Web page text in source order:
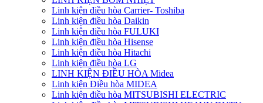
Linh kiện điều hòa Carrier- Toshiba
Linh kiện điều hòa Daikin
Linh kiện điều hòa FULUKI
Linh kiện điều hòa Hisense
Linh kiện điều hòa Hitachi
Linh kiện điều hòa LG
LINH KIỆN ĐIỀU HÒA Midea
Linh kiện Điều hòa MIDEA
Linh kiện điều hòa MITSUBISHI ELECTRIC